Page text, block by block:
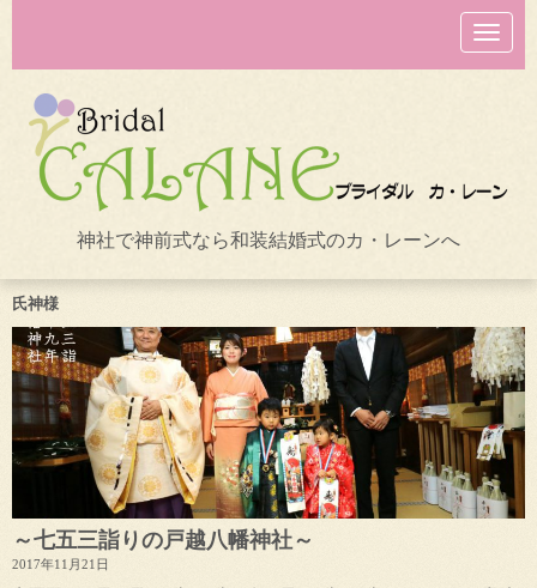
N
a
v
o
n
神社で神前式なら和装結婚式のカ・レーンへ
氏神様
～七五三詣りの戸越八幡神社～
2017年11月21日